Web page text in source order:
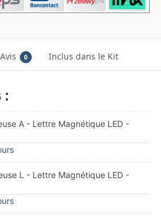
Avis 0 Inclus dans le Kit
:
A - Lettre Magnétique LED -
L - Lettre Magnétique LED -